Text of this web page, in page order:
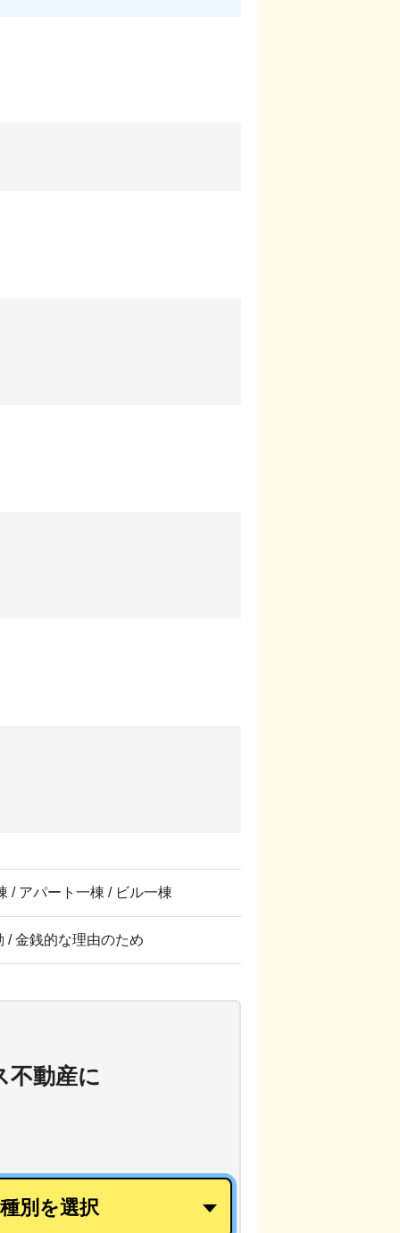
/ アパート一棟 / ビル一棟
/ 金銭的な理由のため
不動産に